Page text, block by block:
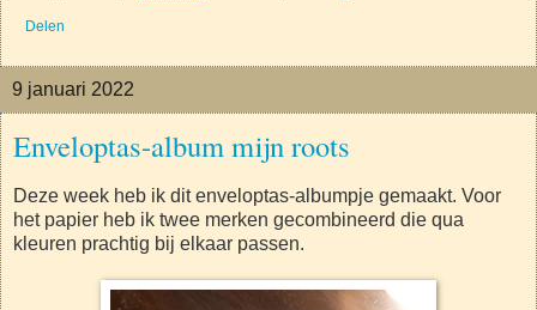
Delen
9 januari 2022
Enveloptas-album mijn roots
Deze week heb ik dit enveloptas-albumpje gemaakt. Voor
het papier heb ik twee merken gecombineerd die qua
kleuren prachtig bij elkaar passen.